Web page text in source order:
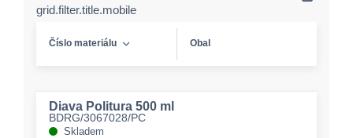
grid.filter.title.mobile
Číslo materiálu Obal
Diava Politura 500 ml
BDRG/3067028/PC
Skladem